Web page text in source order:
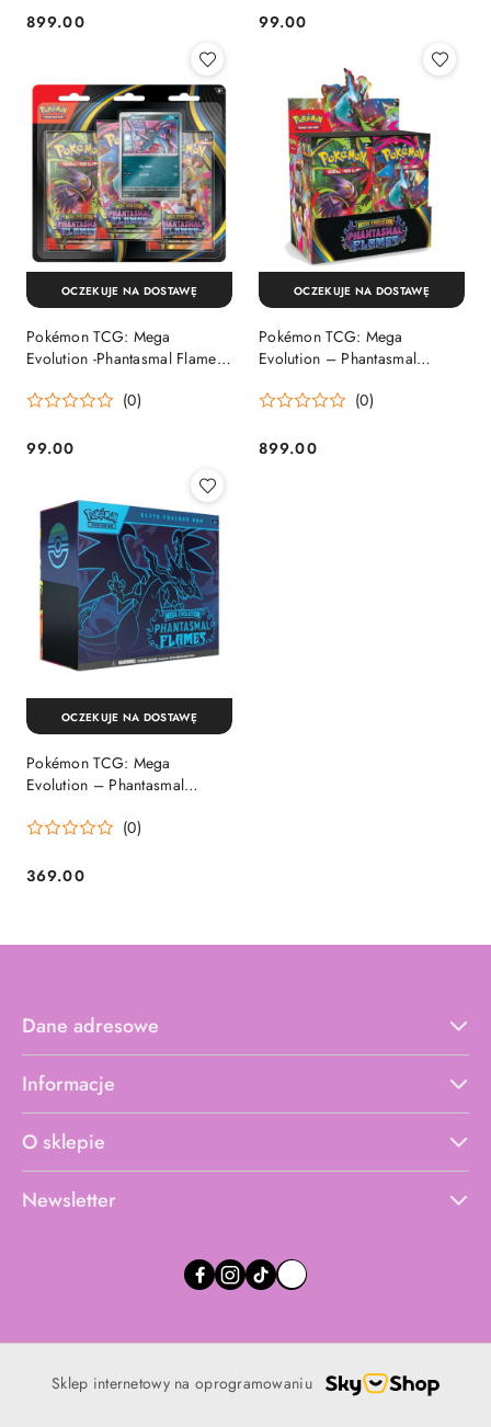
Cena:
899.00 Cena:
99.00
Pokémon TCG: Mega
Evolution -Phantasmal Flames -
(0)
Cena:
99.00
OCZEKUJE NA DOSTAWĘ
Pokémon TCG: Mega
Evolution – Phantasmal
(0)
Cena:
899.00
OCZEKUJE NA DOSTAWĘ
Pokémon TCG: Mega
Evolution – Phantasmal
(0)
Cena:
369.00
OCZEKUJE NA DOSTAWĘ
Dane adresowe
Informacje
O sklepie
Newsletter
Sklep internetowy na oprogramowaniu